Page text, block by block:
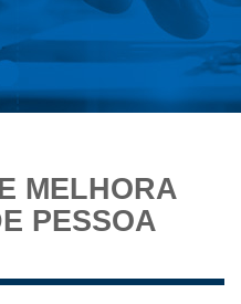
MELHORA
PESSOA